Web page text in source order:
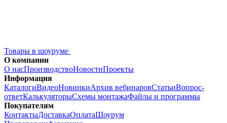
Товары в шоуруме
О компании
О насПроизводствоНовостиПроекты
Информация
КаталогиВидеоНовинкиАрхив вебинаровСтатьиВопрос-
ответКалькуляторыСхемы монтажаФайлы и программы
Покупателям
КонтактыДоставкаОплатаШоурум